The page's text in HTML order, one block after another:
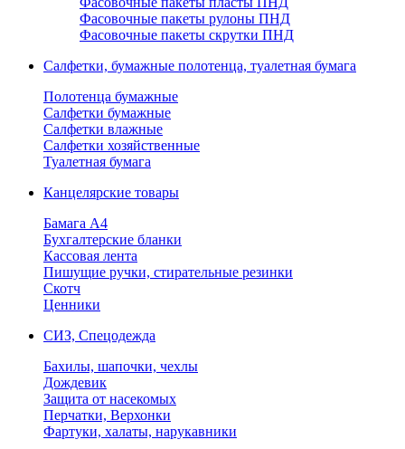
Фасовочные пакеты рулоны ПНД
Фасовочные пакеты скрутки ПНД
Салфетки, бумажные полотенца, туалетная бумага
Полотенца бумажные
Салфетки бумажные
Салфетки влажные
Салфетки хозяйственные
Туалетная бумага
Канцелярские товары
Бамага А4
Бухгалтерские бланки
Кассовая лента
Пишущие ручки, стирательные резинки
Скотч
Ценники
СИЗ, Спецодежда
Бахилы, шапочки, чехлы
Дождевик
Защита от насекомых
Перчатки, Верхонки
Фартуки, халаты, нарукавники